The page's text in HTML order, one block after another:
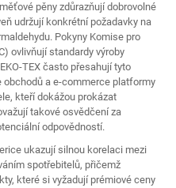
pěny zdůrazňují dobrovolné
udržují konkrétní požadavky na
Pokyny Komise pro
ovlivňují standardy výroby
TEX často přesahují tyto
obchodů a e-commerce platformy
kteří dokážou prokázat
takové osvědčení za
odpovědností.
ukazují silnou korelaci mezi
spotřebitelů, přičemž
které si vyžadují prémiové ceny